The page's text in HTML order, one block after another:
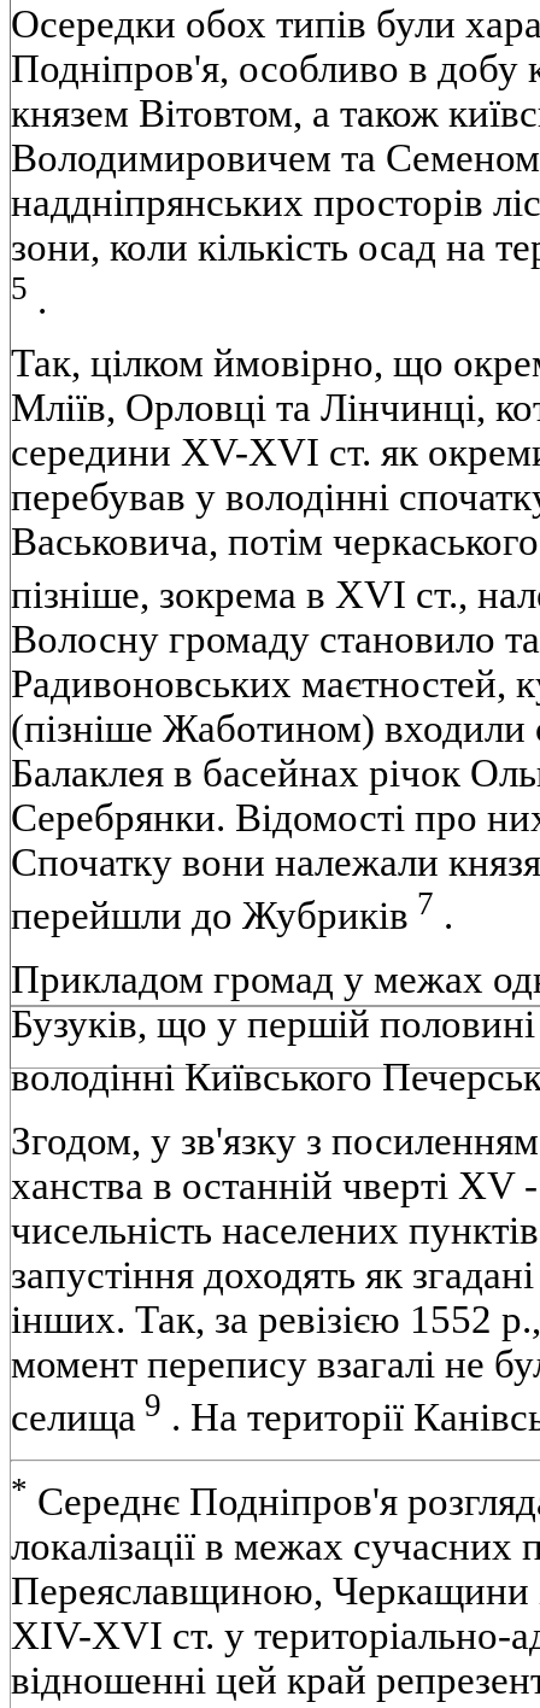
Осередки обох типів були
Подніпров'я, особливо в добу
князем Вітовтом, а також
Володимировичем та
наддніпрянських просторів
зони, коли кількість осад на
5 .
Так, цілком ймовірно, що
Мліїв, Орловці та Лінчинці,
середини XV-XVI ст. як
перебував у володінні
Васьковича, потім
пізніше, зокрема в XVI ст.,
Волосну громаду становило
Радивоновських маєтностей,
(пізніше Жаботином) входили
Балаклея в басейнах річок
Серебрянки. Відомості про
Спочатку вони належали
перейшли до Жубриків 7 .
Прикладом громад у межах
Бузуків, що у першій
володінні Київського
Згодом, у зв'язку з
ханства в останній чверті
чисельність населених
запустіння доходять як
інших. Так, за ревізією 1552
момент перепису взагалі не
селища 9 . На території
* Середнє Подніпров'я
локалізації в межах сучасних
Переяславщиною, Черкащини
XIV-XVI ст. у територіально-
відношенні цей край